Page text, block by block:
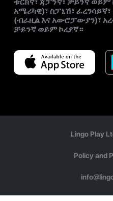
አሜሪካዊ)፣ ስፓኒሽ፣
(ብራዚል እና አውሮፓውያን)፣
ቻይንኛ ወይም ኮሪያኛ።
Lingo Play
Policy and